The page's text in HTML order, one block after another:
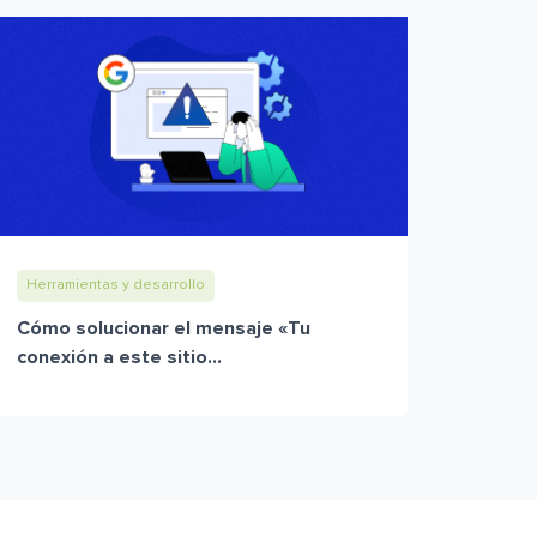
Herramientas y desarrollo
Cómo solucionar el mensaje «Tu
conexión a este sitio...